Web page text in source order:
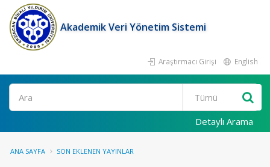
Akademik Veri Yönetim Sistemi
Araştırmacı Girişi English
Ara
Detaylı Arama
ANA SAYFA SON EKLENEN YAYINLAR